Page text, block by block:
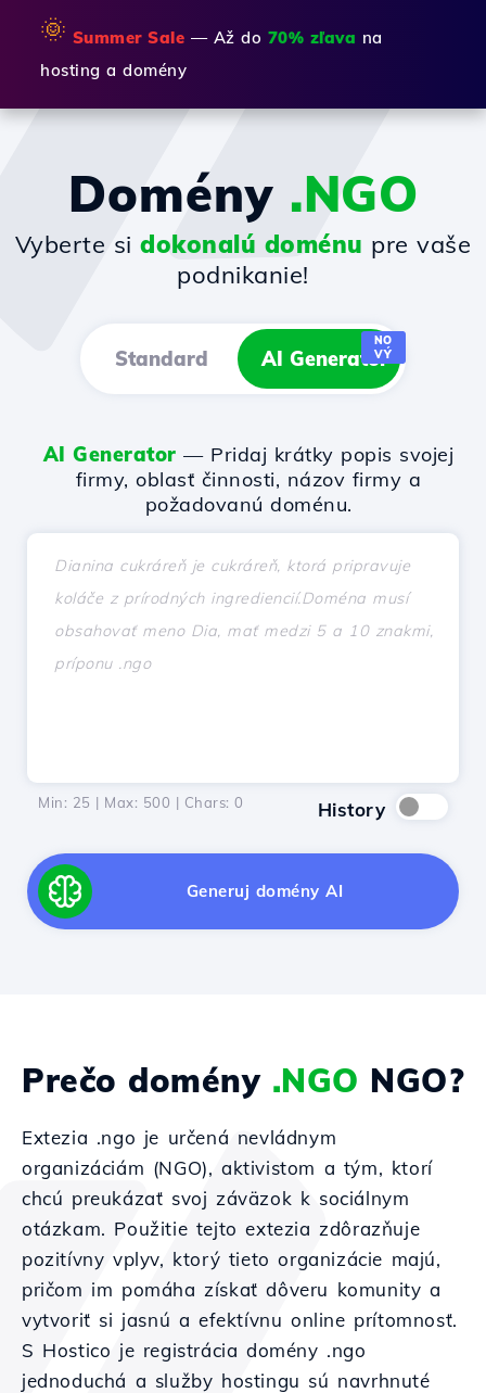
🌞 Summer Sale — Až do 70% zľava na
hosting a domény
Domény .NGO
Vyberte sidokonalú doménu pre vaše
podnikanie!
Standard AI Generator
NO
VÝ
AI Generator — Pridaj krátky popis svojej
firmy, oblasť činnosti, názov firmy a
požadovanú doménu.
Min: 25 | Max: 500 | Chars: 0 History
Generuj domény AI
Prečo domény .NGO NGO?
Extezia .ngo je určená nevládnym
organizáciám (NGO), aktivistom a tým, ktorí
chcú preukázať svoj záväzok k sociálnym
otázkam. Použitie tejto extezia zdôrazňuje
pozitívny vplyv, ktorý tieto organizácie majú,
pričom im pomáha získať dôveru komunity a
vytvoriť si jasnú a efektívnu online prítomnosť.
S Hostico je registrácia domény .ngo
jednoduchá a služby hostingu sú navrhnuté